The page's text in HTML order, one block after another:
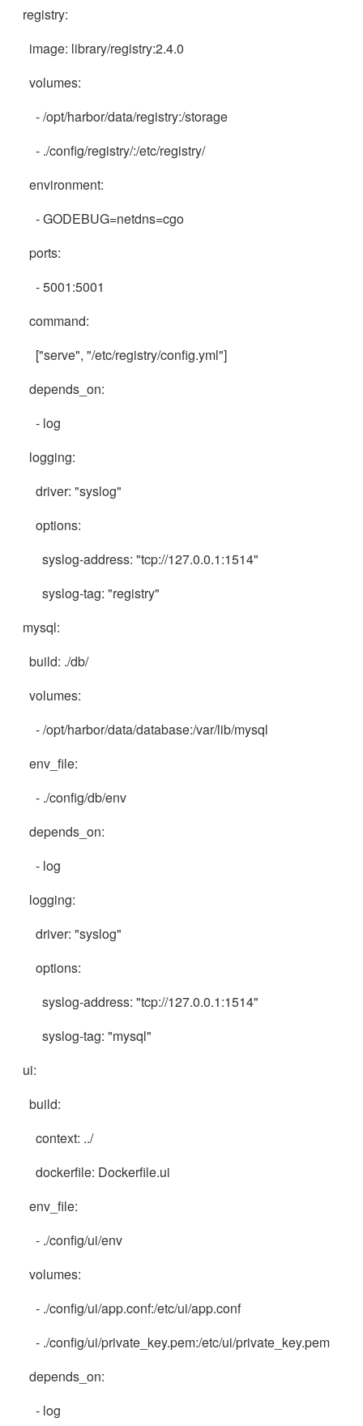
registry:
image: library/registry:2.4.0
volumes:
- /opt/harbor/data/registry:/storage
- ./config/registry/:/etc/registry/
environment:
- GODEBUG=netdns=cgo
ports:
- 5001:5001
command:
["serve", "/etc/registry/config.yml"]
depends_on:
- log
logging:
driver: "syslog"
options:
syslog-address: "tcp://127.0.0.1:1514"
syslog-tag: "registry"
mysql:
build: ./db/
volumes:
- /opt/harbor/data/database:/var/lib/mysql
env_file:
- ./config/db/env
depends_on:
- log
logging:
driver: "syslog"
options:
syslog-address: "tcp://127.0.0.1:1514"
syslog-tag: "mysql"
ui:
build:
context: ../
dockerfile: Dockerfile.ui
env_file:
- ./config/ui/env
volumes:
- ./config/ui/app.conf:/etc/ui/app.conf
- ./config/ui/private_key.pem:/etc/ui/private_key.pem
depends_on:
- log